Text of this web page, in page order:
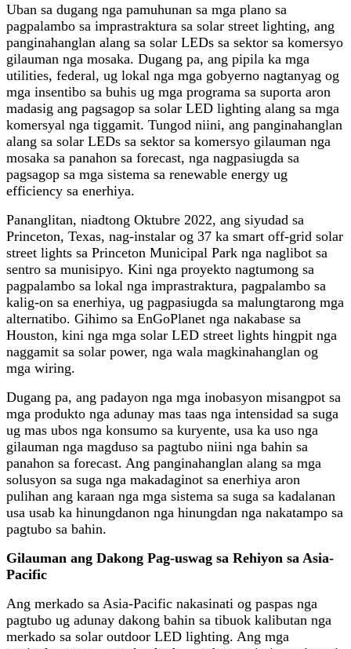
Uban sa dugang nga pamuhunan sa mga plano sa
pagpalambo sa imprastraktura sa solar street lighting, ang
panginahanglan alang sa solar LEDs sa sektor sa komersyo
gilauman nga mosaka. Dugang pa, ang pipila ka mga
utilities, federal, ug lokal nga mga gobyerno nagtanyag og
mga insentibo sa buhis ug mga programa sa suporta aron
madasig ang pagsagop sa solar LED lighting alang sa mga
komersyal nga tiggamit. Tungod niini, ang panginahanglan
alang sa solar LEDs sa sektor sa komersyo gilauman nga
mosaka sa panahon sa forecast, nga nagpasiugda sa
pagsagop sa mga sistema sa renewable energy ug
efficiency sa enerhiya.
Pananglitan, niadtong Oktubre 2022, ang siyudad sa
Princeton, Texas, nag-instalar og 37 ka smart off-grid solar
street lights sa Princeton Municipal Park nga naglibot sa
sentro sa munisipyo. Kini nga proyekto nagtumong sa
pagpalambo sa lokal nga imprastraktura, pagpalambo sa
kalig-on sa enerhiya, ug pagpasiugda sa malungtarong mga
alternatibo. Gihimo sa EnGoPlanet nga nakabase sa
Houston, kini nga mga solar LED street lights hingpit nga
naggamit sa solar power, nga wala magkinahanglan og
mga wiring.
Dugang pa, ang padayon nga mga inobasyon misangpot sa
mga produkto nga adunay mas taas nga intensidad sa suga
ug mas ubos nga konsumo sa kuryente, usa ka uso nga
gilauman nga magduso sa pagtubo niini nga bahin sa
panahon sa forecast. Ang panginahanglan alang sa mga
solusyon sa suga nga makadaginot sa enerhiya aron
pulihan ang karaan nga mga sistema sa suga sa kadalanan
usa usab ka hinungdanon nga hinungdan nga nakatampo sa
pagtubo sa bahin.
Gilauman ang Dakong Pag-uswag sa Rehiyon sa Asia-
Pacific
Ang merkado sa Asia-Pacific nakasinati og paspas nga
pagtubo ug adunay dakong bahin sa tibuok kalibutan nga
merkado sa solar outdoor LED lighting. Ang mga